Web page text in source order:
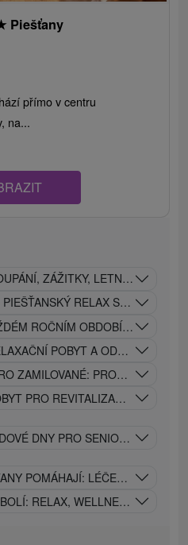
Piešťany
přímo v centru
na...
ZÁŽITKY, LETNÍ
RELAX SE
ROČNÍM OBDOBÍ:
POBYT A ODPOČINEK
ZAMILOVANÉ: PROSECCO,
PRO REVITALIZACI TĚLA,
DNY PRO SENIORY V SRDCI
POMÁHAJÍ: LÉČEBNÝ
RELAX, WELLNESS A